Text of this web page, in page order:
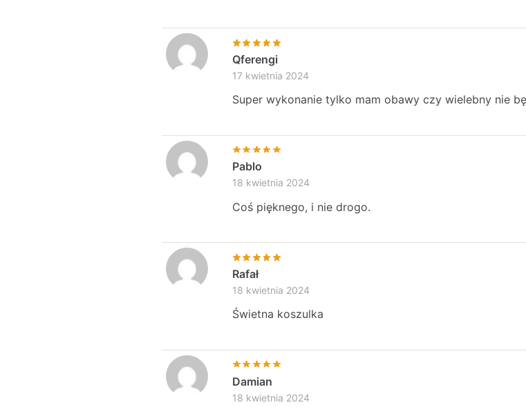
Qferengi
17 kwietnia 2024
Super wykonanie tylko mam obawy czy wielebny nie
Pablo
18 kwietnia 2024
Coś pięknego, i nie drogo.
Rafał
18 kwietnia 2024
Świetna koszulka
Damian
18 kwietnia 2024